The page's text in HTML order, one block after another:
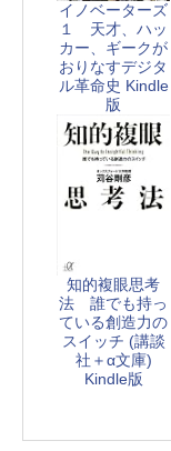
イノベーターズ
１ 天才、ハッ
カー、ギークが
おりなすデジタ
ル革命史 Kindle
版
知的複眼思考
法 誰でも持っ
ている創造力の
スイッチ (講談
社＋α文庫)
Kindle版